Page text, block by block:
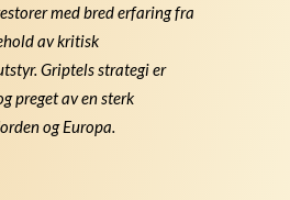
med bred erfaring fra
av kritisk
Griptels strategi er
preget av en sterk
og Europa.